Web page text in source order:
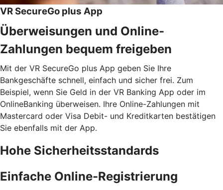
VR SecureGo plus App
Überweisungen und Online-
Zahlungen bequem freigeben
Mit der VR SecureGo plus App geben Sie Ihre
Bankgeschäfte schnell, einfach und sicher frei. Zum
Beispiel, wenn Sie Geld in der VR Banking App oder im
OnlineBanking überweisen. Ihre Online-Zahlungen mit
Mastercard oder Visa Debit- und Kreditkarten bestätigen
Sie ebenfalls mit der App.
Hohe Sicherheitsstandards
Einfache Online-Registrierung